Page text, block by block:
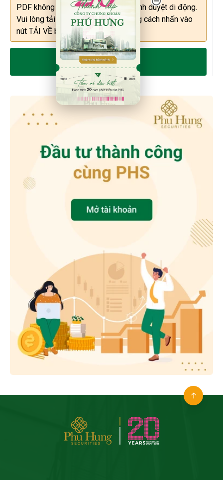
PDF không thể được hiển thị trên trình duyệt di động.
Vui lòng tải file về máy để xem bằng cách nhấn vào
nút TẢI VỀ bên dưới.
TẢI VỀ